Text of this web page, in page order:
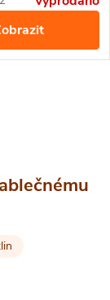
avelmi
obsahuje 10
na cca 7-10